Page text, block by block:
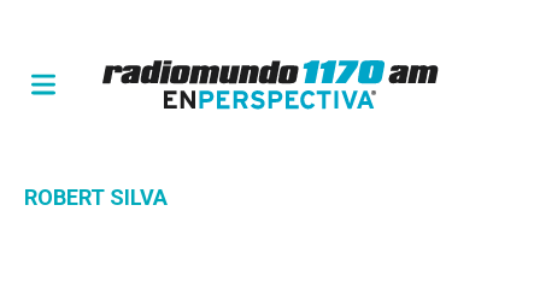
ROBERT SILVA